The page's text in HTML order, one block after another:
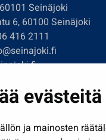
evästeitä
ja mainosten
Seinäjoki
6, 60100 Seinäjoki
416 2111